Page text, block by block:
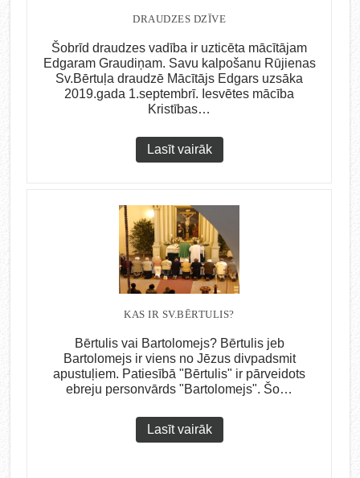
DRAUDZES DZĪVE
Šobrīd draudzes vadība ir uzticēta mācītājam
Edgaram Graudiņam. Savu kalpošanu Rūjienas
Sv.Bērtuļa draudzē Mācītājs Edgars uzsāka
2019.gada 1.septembrī. Iesvētes mācība
Kristības…
Lasīt vairāk
KAS IR SV.BĒRTULIS?
Bērtulis vai Bartolomejs? Bērtulis jeb
Bartolomejs ir viens no Jēzus divpadsmit
apustuļiem. Patiesībā "Bērtulis" ir pārveidots
ebreju personvārds "Bartolomejs". Šo…
Lasīt vairāk